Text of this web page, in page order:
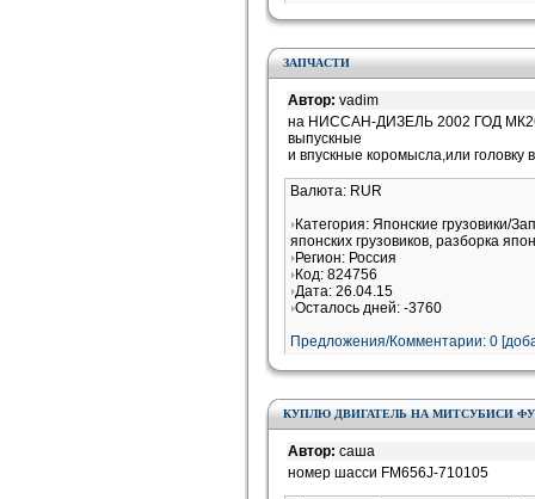
ЗАПЧАСТИ
Автор: vadim
на НИССАН-ДИЗЕЛЬ 2002 ГОД
выпускные
и впускные коромысла,или головку
Валюта: RUR
Категория: Японские грузовики/
японских грузовиков, разборка
Регион: Россия
Код: 824756
Дата: 26.04.15
Осталось дней: -3760
Предложения/Комментарии: 0
КУПЛЮ ДВИГАТЕЛЬ НА МИТСУБИСИ
Автор: саша
номер шасси FM656J-710105